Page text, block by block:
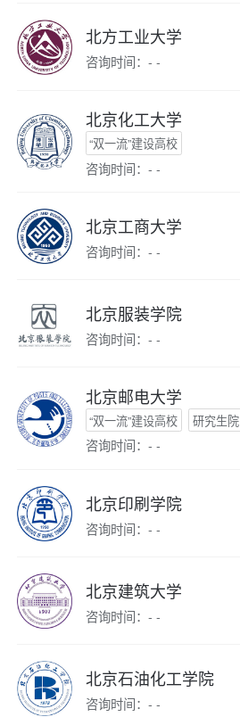
北方工业大学
咨询时间：- -
北京化工大学
“双一流”建设高校
咨询时间：- -
北京工商大学
咨询时间：- -
北京服装学院
咨询时间：- -
北京邮电大学
“双一流”建设高校 研究生院
咨询时间：- -
北京印刷学院
咨询时间：- -
北京建筑大学
咨询时间：- -
北京石油化工学院
咨询时间：- -